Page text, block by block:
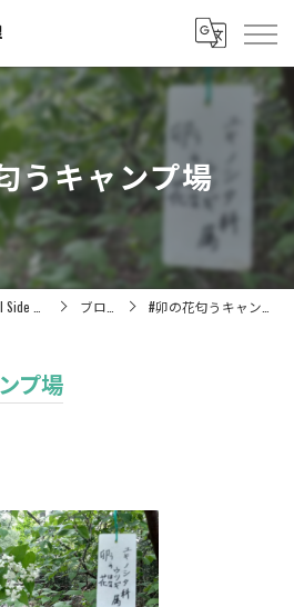
うキャンプ場
ブログ #卯の花匂うキャンプ場
プ場